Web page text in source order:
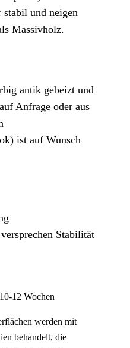
stabil und neigen
Massivholz.
antik gebeizt und
Anfrage oder aus
ist auf Wunsch
Stabilität
12 Wochen
werden mit
behandelt, die